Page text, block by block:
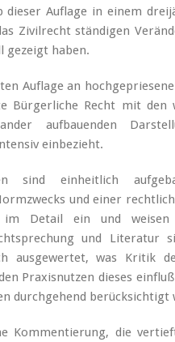
dieser Auflage in einem
Zivilrecht ständigen
gezeigt haben.
Auflage an
Bürgerliche Recht mit den
aufbauenden
einbezieht.
sind einheitlich
und einer
im Detail ein und
und Literatur
ausgewertet, was Kritik
Praxisnutzen dieses
durchgehend berücksichtigt
Kommentierung, die